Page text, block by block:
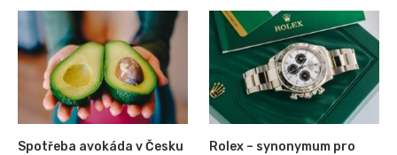
Spotřeba avokáda v Česku
Rolex – synonymum pro